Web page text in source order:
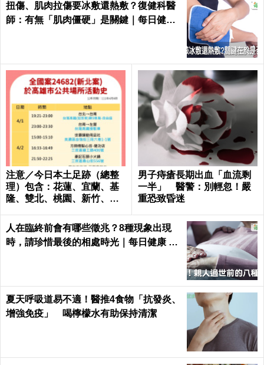
扭傷、肌肉拉傷要冰敷還熱敷？復健科醫
師：有無「肌肉僵硬」是關鍵｜每日健康
注意／今日本土足跡（總整
理）包含：花蓮、宜蘭、基
隆、雙北、桃園、新竹、台
男子痔瘡長期出血「血流剩
一半」 醫警：別輕忽！嚴
重恐致昏迷
人在臨終前會有哪些徵兆？8種現象出現
時，請珍惜最後的相處時光｜每日健康 He
夏天呼吸道易不適！醫推4食物「抗發炎、
增強免疫」 喝檸檬水有助保持清潔